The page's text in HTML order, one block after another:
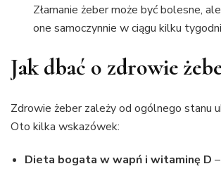
Złamanie żeber może być bolesne,
one samoczynnie w ciągu kilku
Jak dbać o zdrowie
Zdrowie żeber zależy od ogólnego stanu
Oto kilka wskazówek:
Dieta bogata w wapń i witaminę D